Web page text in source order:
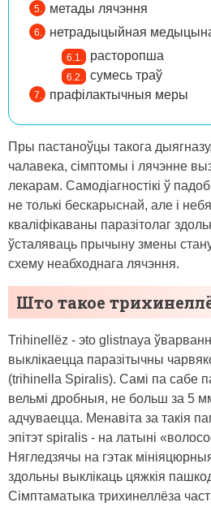
метады лячэння
нетрадыцыйная
расторопша
сумесь траў
прафілактычныя меры
Пры пастаноўцы такога
чалавека, сімптомы і лячэнне
лекарам. Самодіагностікі ў
не толькі бескарыснай, але і
кваліфікаваны паразітолаг
ўсталяваць прычыну змены
схему неабходнага лячэння.
Што такое
Trihinellёz - эto glistnaya
выклікаецца паразітычны
(trihinella Spiralis). Самі па сабе
вельмі дробныя, не больш за 5
адчуваецца. Менавіта за такія
эпітэт spiralis - на латыні
Нягледзячы на ​​гэтак
здольны выклікаць цяжкія
Сімптаматыка трихинеллёза